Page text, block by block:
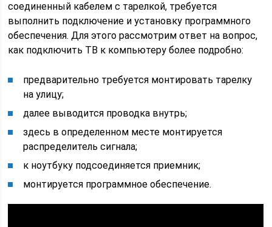
соединенный кабелем с тарелкой, требуется
выполнить подключение и установку программного
обеспечения. Для этого рассмотрим ответ на вопрос,
как подключить ТВ к компьютеру более подробно:
предварительно требуется монтировать тарелку
на улицу;
далее выводится проводка внутрь;
здесь в определенном месте монтируется
распределитель сигнала;
к ноутбуку подсоединяется приемник;
монтируется программное обеспечение.